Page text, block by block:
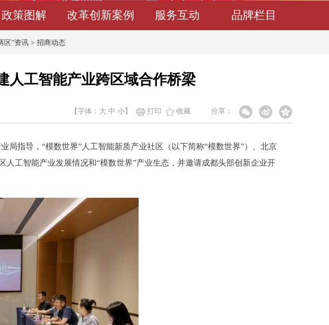
政策图解 改革创新案例 服务互动 品牌栏目
区”资讯 > 招商动态
人工智能产业跨区域合作桥梁
分享：
【字体： 大 中 小 】 打印 收藏
指导，“模数世界”人工智能新质产业社区（以下简称“模数世界”）、北京
工智能产业发展情况和“模数世界”产业生态，并邀请成都头部创新企业开